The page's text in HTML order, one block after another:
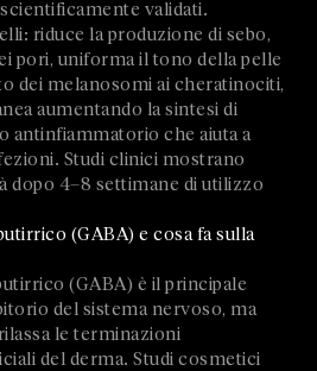
validati.
riduce la produzione di sebo,
pori, uniforma il tono della pelle
dei melanosomi ai cheratinociti,
aumentando la sintesi di
antinfiammatorio che aiuta a
Studi clinici mostrano
dopo 4–8 settimane di utilizzo
(GABA) e cosa fa sulla
(GABA) è il principale
del sistema nervoso, ma
le terminazioni
del derma. Studi cosmetici